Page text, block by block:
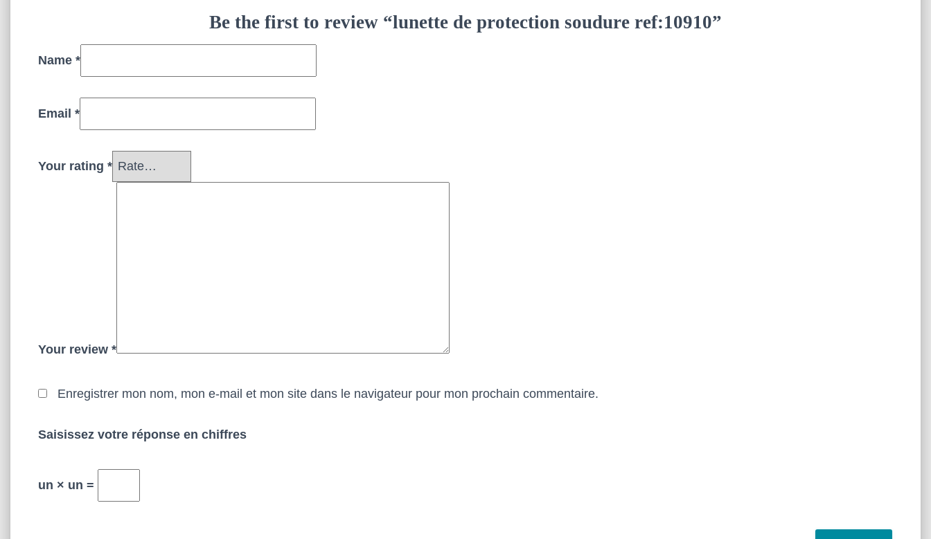
Be the first to review “lunette de protection soudure ref:10910”
Name *
Email *
Your rating *
Your review *
Enregistrer mon nom, mon e-mail et mon site dans le navigateur pour mon prochain commentaire.
Saisissez votre réponse en chiffres
un × un =